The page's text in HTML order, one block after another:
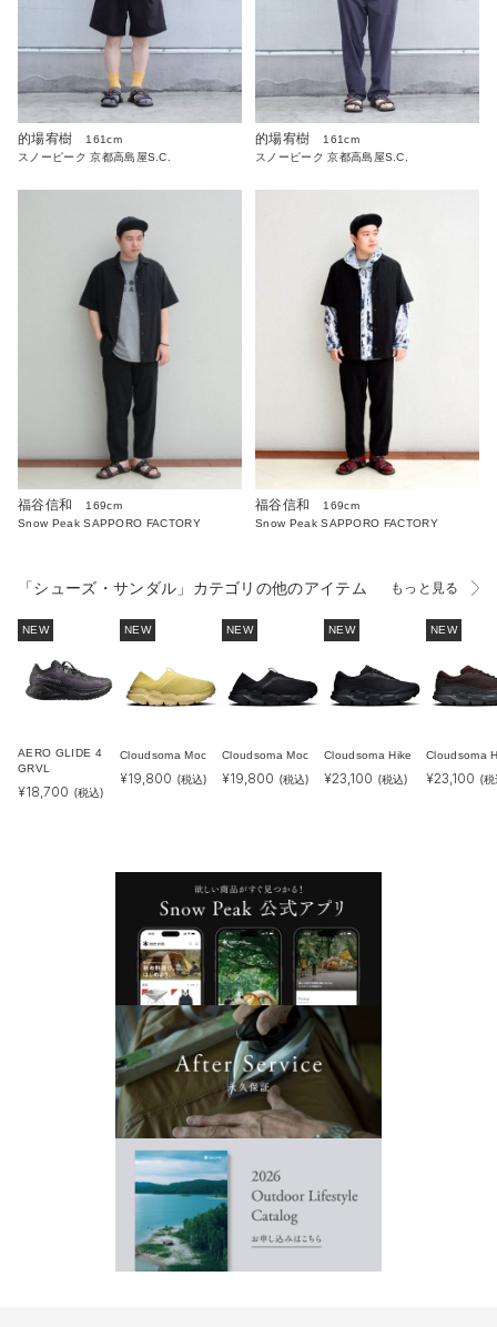
的場宥樹
161cm
スノーピーク 京都高島屋S.C.
的場宥樹
161cm
スノーピーク 京都高島屋S.C.
福谷信和
169cm
Snow Peak SAPPORO FACTORY
福谷信和
169cm
Snow Peak SAPPORO FACTORY
「シューズ・サンダル」カテゴリの他のアイテム もっと見る
NEW
AERO GLIDE 4
GRVL
¥18,700 (税込)
NEW
Cloudsoma Moc
¥19,800 (税込)
NEW
Cloudsoma Moc
¥19,800 (税込)
NEW
Cloudsoma Hike
¥23,100 (税込)
NEW
Cloudsoma
¥23,100 (